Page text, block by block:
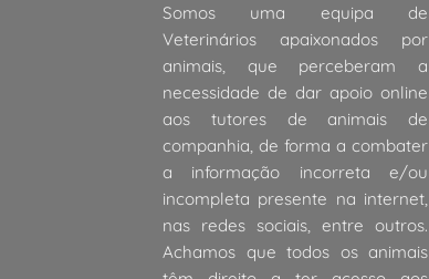
Somos uma equipa de
Veterinários apaixonados por
animais, que perceberam a
necessidade de dar apoio online
aos tutores de animais de
companhia, de forma a combater
a informação incorreta e/ou
incompleta presente na internet,
nas redes sociais, entre outros.
Achamos que todos os animais